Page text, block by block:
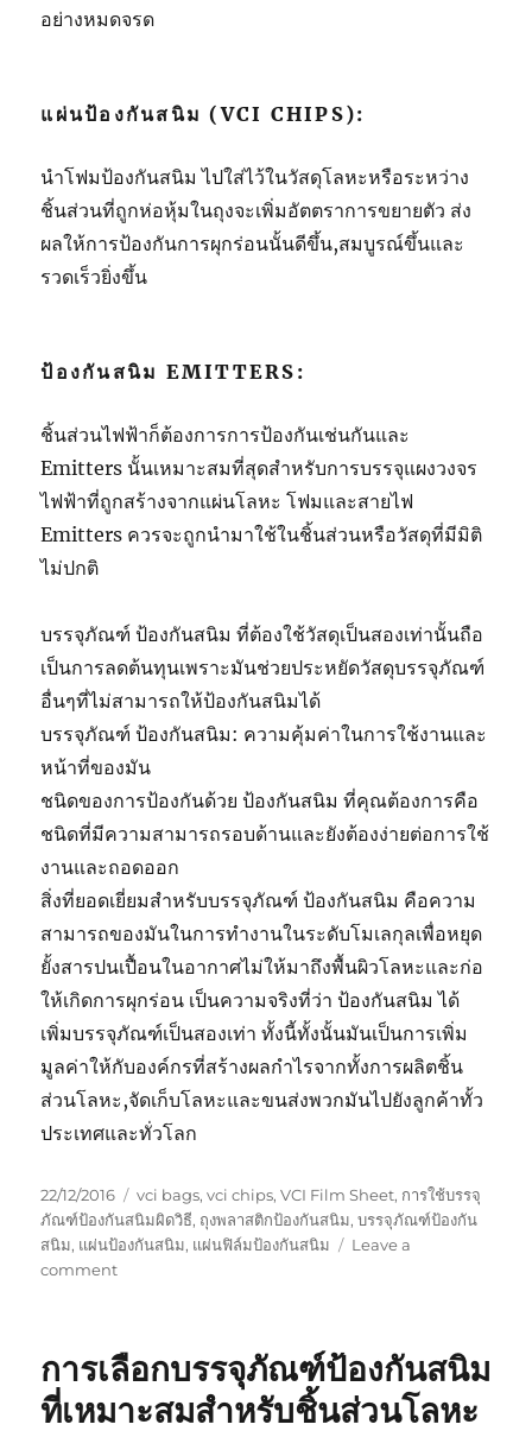
อย่างหมดจรด
แผ่นป้องกันสนิม (VCI CHIPS):
นำโฟมป้องกันสนิม ไปใส่ไว้ในวัสดุโลหะหรือระหว่าง
ชิ้นส่วนที่ถูกห่อหุ้มในถุงจะเพิ่มอัตตราการขยายตัว ส่ง
ผลให้การป้องกันการผุกร่อนนั้นดีขึ้น,สมบูรณ์ขึ้นและ
รวดเร็วยิ่งขึ้น
ป้องกันสนิม EMITTERS:
ชิ้นส่วนไฟฟ้าก็ต้องการการป้องกันเช่นกันและ
Emitters นั้นเหมาะสมที่สุดสำหรับการบรรจุแผงวงจร
ไฟฟ้าที่ถูกสร้างจากแผ่นโลหะ โฟมและสายไฟ
Emitters ควรจะถูกนำมาใช้ในชิ้นส่วนหรือวัสดุที่มีมิติ
ไม่ปกติ
บรรจุภัณฑ์ ป้องกันสนิม ที่ต้องใช้วัสดุเป็นสองเท่านั้นถือ
เป็นการลดต้นทุนเพราะมันช่วยประหยัดวัสดุบรรจุภัณฑ์
อื่นๆที่ไม่สามารถให้ป้องกันสนิมได้
บรรจุภัณฑ์ ป้องกันสนิม: ความคุ้มค่าในการใช้งานและ
หน้าที่ของมัน
ชนิดของการป้องกันด้วย ป้องกันสนิม ที่คุณต้องการคือ
ชนิดที่มีความสามารถรอบด้านและยังต้องง่ายต่อการใช้
งานและถอดออก
สิ่งที่ยอดเยี่ยมสำหรับบรรจุภัณฑ์ ป้องกันสนิม คือความ
สามารถของมันในการทำงานในระดับโมเลกุลเพื่อหยุด
ยั้งสารปนเปื้อนในอากาศไม่ให้มาถึงพื้นผิวโลหะและก่อ
ให้เกิดการผุกร่อน เป็นความจริงที่ว่า ป้องกันสนิม ได้
เพิ่มบรรจุภัณฑ์เป็นสองเท่า ทั้งนี้ทั้งนั้นมันเป็นการเพิ่ม
มูลค่าให้กับองค์กรที่สร้างผลกำไรจากทั้งการผลิตชิ้น
ส่วนโลหะ,จัดเก็บโลหะและขนส่งพวกมันไปยังลูกค้าทั้ว
ประเทศและทั่วโลก
Posted
on
22/12/2016 Tags
vci bags,vci chips,VCI Film Sheet, การใช้บรรจุ
ภัณฑ์ป้องกันสนิมผิดวิธี, ถุงพลาสติกป้องกันสนิม,บรรจุภัณฑ์ป้องกัน
สนิม, แผ่นป้องกันสนิม, แผ่นฟิล์มป้องกันสนิม
Leave a
commenton
ภัณฑ์
สนิม
การเลือกบรรจุภัณฑ์ป้องกันสนิม
ที่เหมาะสมสำหรับชิ้นส่วนโลหะ